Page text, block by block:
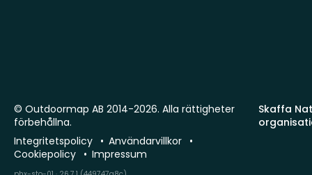
Skaffa
© Outdoormap AB 2014-2026. Alla rättigheter
förbehållna.
Integritetspolicy
Användarvillkor
Cookiepolicy
Impressum